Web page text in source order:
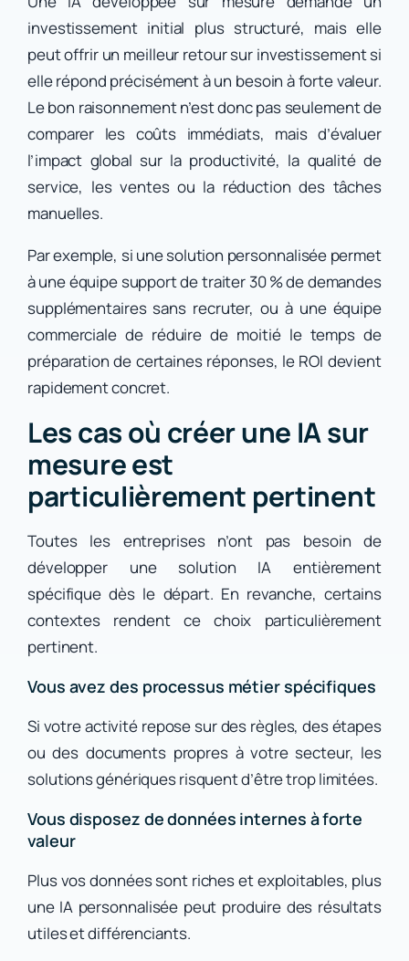
investissement initial plus structuré, mais elle
peut offrir un meilleur retour sur investissement si
elle répond précisément à un besoin à forte valeur.
Le bon raisonnement n’est donc pas seulement de
comparer les coûts immédiats, mais d’évaluer
l’impact global sur la productivité, la qualité de
service, les ventes ou la réduction des tâches
manuelles.
Par exemple, si une solution personnalisée permet
à une équipe support de traiter 30 % de demandes
supplémentaires sans recruter, ou à une équipe
commerciale de réduire de moitié le temps de
préparation de certaines réponses, le ROI devient
rapidement concret.
Les cas où créer une IA sur
mesure est
particulièrement pertinent
Toutes les entreprises n’ont pas besoin de
développer une solution IA entièrement
spécifique dès le départ. En revanche, certains
contextes rendent ce choix particulièrement
pertinent.
Vous avez des processus métier spécifiques
Si votre activité repose sur des règles, des étapes
ou des documents propres à votre secteur, les
solutions génériques risquent d’être trop limitées.
Vous disposez de données internes à forte
valeur
Plus vos données sont riches et exploitables, plus
une IA personnalisée peut produire des résultats
utiles et différenciants.